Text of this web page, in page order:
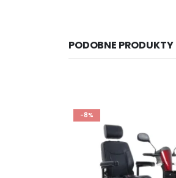
PODOBNE PRODUKTY
-8%